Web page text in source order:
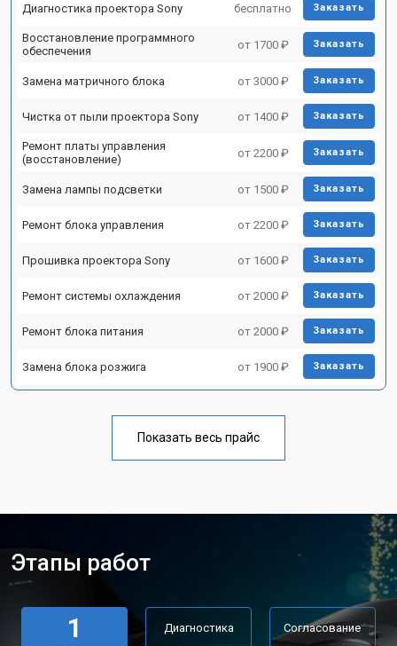
Диагностика проектора Sony бесплатно Заказать
Восстановление программного
обеспечения
от 1700 ₽ Заказать
Замена матричного блока от 3000 ₽ Заказать
Чистка от пыли проектора Sony от 1400 ₽ Заказать
Ремонт платы управления
(восстановление)
от 2200 ₽ Заказать
Замена лампы подсветки от 1500 ₽ Заказать
Ремонт блока управления от 2200 ₽ Заказать
Прошивка проектора Sony от 1600 ₽ Заказать
Ремонт системы охлаждения от 2000 ₽ Заказать
Ремонт блока питания от 2000 ₽ Заказать
Замена блока розжига от 1900 ₽ Заказать
Показать весь прайс
Этапы работ
1 Диагностика Согласование